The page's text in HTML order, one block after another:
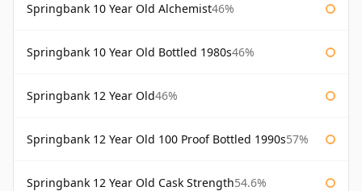
Springbank 10 Year Old Alchemist46%
Springbank 10 Year Old Bottled 1980s46%
Springbank 12 Year Old46%
Springbank 12 Year Old 100 Proof Bottled 1990s57%
Springbank 12 Year Old Cask Strength54.6%